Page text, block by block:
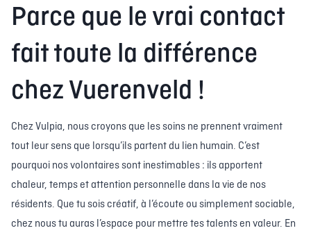
Parce que le vrai contact
fait toute la différence
chez Vuerenveld !
Chez Vulpia, nous croyons que les soins ne prennent vraiment
tout leur sens que lorsqu’ils partent du lien humain. C’est
pourquoi nos volontaires sont inestimables : ils apportent
chaleur, temps et attention personnelle dans la vie de nos
résidents. Que tu sois créatif, à l’écoute ou simplement sociable,
chez nous tu auras l’espace pour mettre tes talents en valeur. En